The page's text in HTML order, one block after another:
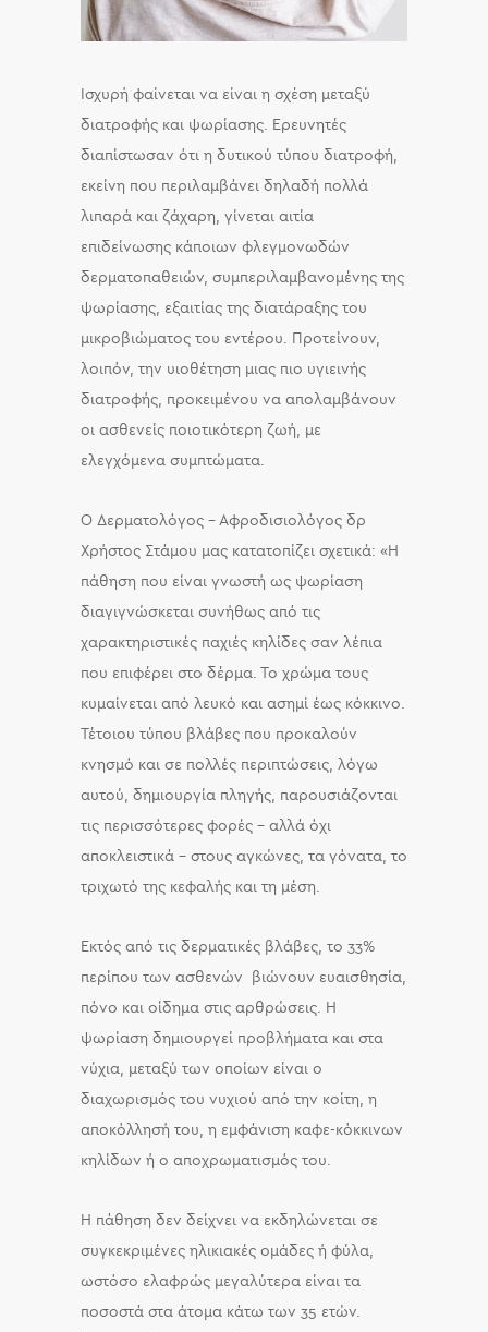
Ισχυρή φαίνεται να είναι η σχέση μεταξύ
διατροφής και ψωρίασης. Ερευνητές
διαπίστωσαν ότι η δυτικού τύπου διατροφή,
εκείνη που περιλαμβάνει δηλαδή πολλά
λιπαρά και ζάχαρη, γίνεται αιτία
επιδείνωσης κάποιων φλεγμονωδών
δερματοπαθειών, συμπεριλαμβανομένης της
ψωρίασης, εξαιτίας της διατάραξης του
μικροβιώματος του εντέρου. Προτείνουν,
λοιπόν, την υιοθέτηση μιας πιο υγιεινής
διατροφής, προκειμένου να απολαμβάνουν
οι ασθενείς ποιοτικότερη ζωή, με
ελεγχόμενα συμπτώματα.
O Δερματολόγος – Αφροδισιολόγος δρ
Χρήστος Στάμου μας κατατοπίζει σχετικά: «Η
πάθηση που είναι γνωστή ως ψωρίαση
διαγιγνώσκεται συνήθως από τις
χαρακτηριστικές παχιές κηλίδες σαν λέπια
που επιφέρει στο δέρμα. Το χρώμα τους
κυμαίνεται από λευκό και ασημί έως κόκκινο.
Τέτοιου τύπου βλάβες που προκαλούν
κνησμό και σε πολλές περιπτώσεις, λόγω
αυτού, δημιουργία πληγής, παρουσιάζονται
τις περισσότερες φορές – αλλά όχι
αποκλειστικά – στους αγκώνες, τα γόνατα, το
τριχωτό της κεφαλής και τη μέση.
Εκτός από τις δερματικές βλάβες, το 33%
περίπου των ασθενών βιώνουν ευαισθησία,
πόνο και οίδημα στις αρθρώσεις. Η
ψωρίαση δημιουργεί προβλήματα και στα
νύχια, μεταξύ των οποίων είναι ο
διαχωρισμός του νυχιού από την κοίτη, η
αποκόλλησή του, η εμφάνιση καφε-κόκκινων
κηλίδων ή ο αποχρωματισμός του.
Η πάθηση δεν δείχνει να εκδηλώνεται σε
συγκεκριμένες ηλικιακές ομάδες ή φύλα,
ωστόσο ελαφρώς μεγαλύτερα είναι τα
ποσοστά στα άτομα κάτω των 35 ετών.